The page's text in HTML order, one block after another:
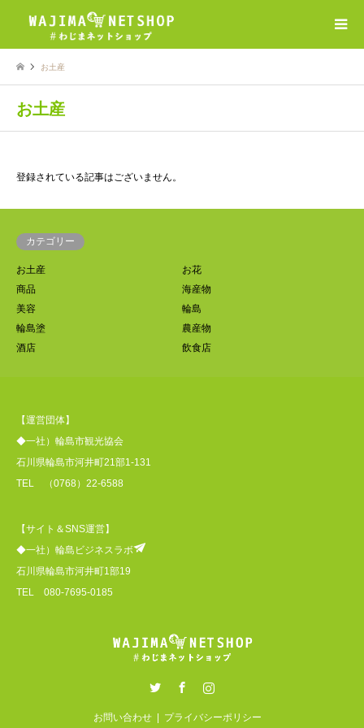
お土産
お土産
登録されている記事はございません。
カテゴリー
お土産
お花
商品
海産物
美容
輪島
輪島塗
農産物
酒店
飲食店
【運営団体】
◆一社）輪島市観光協会
石川県輪島市河井町21部1-131
TEL （0768）22-6588
【サイト＆SNS運営】
◆一社）輪島ビジネスラボ
石川県輪島市河井町1部19
TEL 080-7695-0185
お問い合わせ プライバシーポリシー